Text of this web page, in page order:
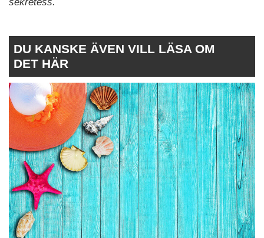
sekretess.
DU KANSKE ÄVEN VILL LÄSA OM
DET HÄR